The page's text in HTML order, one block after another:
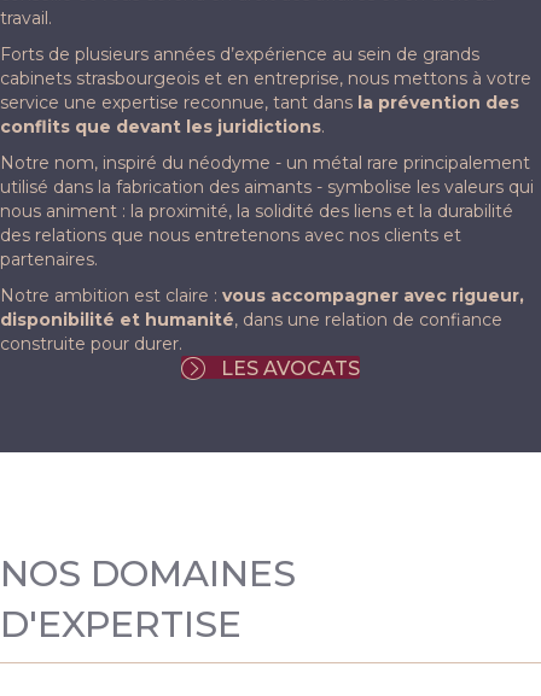
travail.
Forts de plusieurs années d’expérience au sein de grands
cabinets strasbourgeois et en entreprise, nous mettons à votre
service une expertise reconnue, tant dans la prévention des
conflits que devant les juridictions.
Notre nom, inspiré du néodyme - un métal rare principalement
utilisé dans la fabrication des aimants - symbolise les valeurs qui
nous animent : la proximité, la solidité des liens et la durabilité
des relations que nous entretenons avec nos clients et
partenaires.
Notre ambition est claire : vous accompagner avec rigueur,
disponibilité et humanité, dans une relation de confiance
construite pour durer.
LES AVOCATS
NOS DOMAINES
D'EXPERTISE